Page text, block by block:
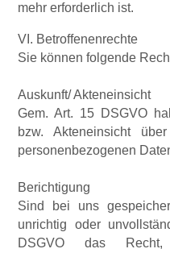
mehr erforderlich ist.
VI. Betroffenenrechte
Sie können folgende
Auskunft/ Akteneinsicht
Gem. Art. 15 DSGVO
bzw. Akteneinsicht
personenbezogenen
Berichtigung
Sind bei uns
unrichtig oder
DSGVO das